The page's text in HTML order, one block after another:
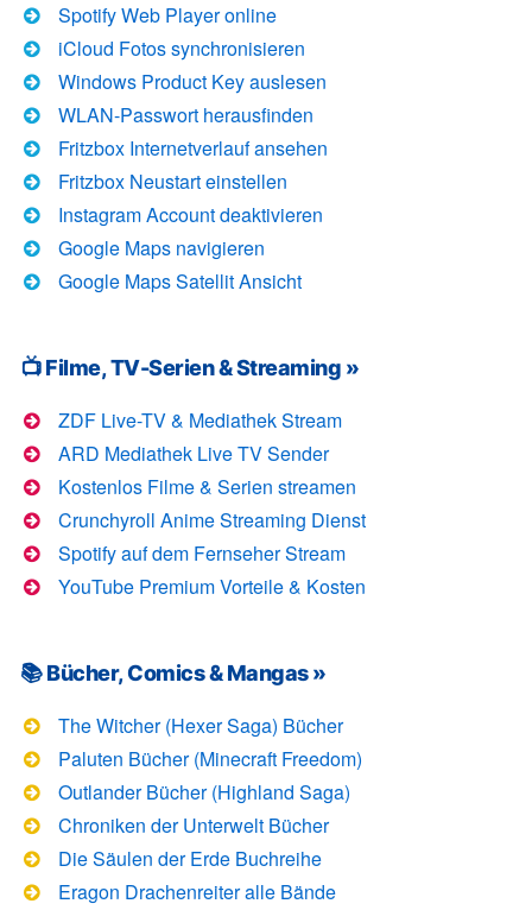
Spotify Web Player online
iCloud Fotos synchronisieren
Windows Product Key auslesen
WLAN-Passwort herausfinden
Fritzbox Internetverlauf ansehen
Fritzbox Neustart einstellen
Instagram Account deaktivieren
Google Maps navigieren
Google Maps Satellit Ansicht
📺 Filme, TV-Serien & Streaming »
ZDF Live-TV & Mediathek Stream
ARD Mediathek Live TV Sender
Kostenlos Filme & Serien streamen
Crunchyroll Anime Streaming Dienst
Spotify auf dem Fernseher Stream
YouTube Premium Vorteile & Kosten
📚 Bücher, Comics & Mangas »
The Witcher (Hexer Saga) Bücher
Paluten Bücher (Minecraft Freedom)
Outlander Bücher (Highland Saga)
Chroniken der Unterwelt Bücher
Die Säulen der Erde Buchreihe
Eragon Drachenreiter alle Bände